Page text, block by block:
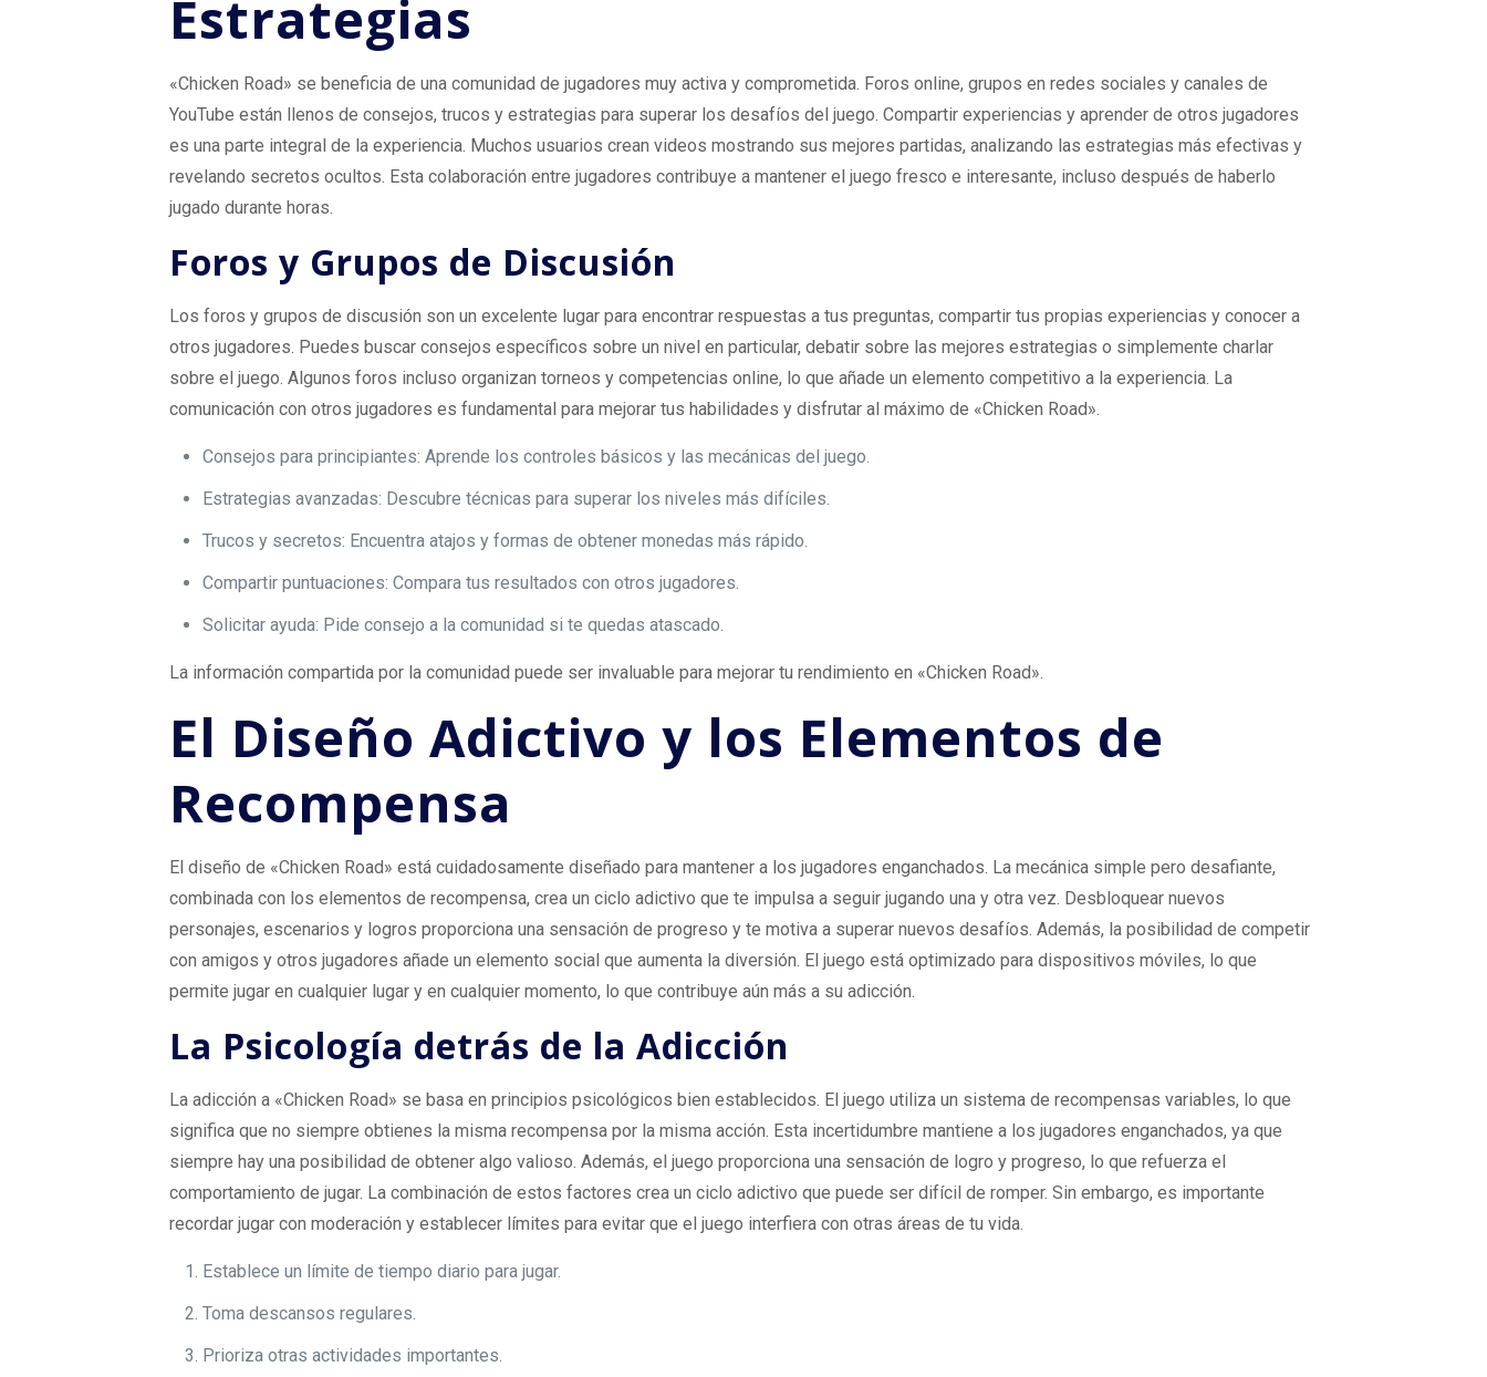
Estrategias
«Chicken Road» se beneficia de una comunidad de jugadores muy activa y comprometida. Foros online, grupos en redes sociales y canales de
YouTube están llenos de consejos, trucos y estrategias para superar los desafíos del juego. Compartir experiencias y aprender de otros jugadores
es una parte integral de la experiencia. Muchos usuarios crean videos mostrando sus mejores partidas, analizando las estrategias más efectivas y
revelando secretos ocultos. Esta colaboración entre jugadores contribuye a mantener el juego fresco e interesante, incluso después de haberlo
jugado durante horas.
Foros y Grupos de Discusión
Los foros y grupos de discusión son un excelente lugar para encontrar respuestas a tus preguntas, compartir tus propias experiencias y conocer a
otros jugadores. Puedes buscar consejos específicos sobre un nivel en particular, debatir sobre las mejores estrategias o simplemente charlar
sobre el juego. Algunos foros incluso organizan torneos y competencias online, lo que añade un elemento competitivo a la experiencia. La
comunicación con otros jugadores es fundamental para mejorar tus habilidades y disfrutar al máximo de «Chicken Road».
Consejos para principiantes: Aprende los controles básicos y las mecánicas del juego.
Estrategias avanzadas: Descubre técnicas para superar los niveles más difíciles.
Trucos y secretos: Encuentra atajos y formas de obtener monedas más rápido.
Compartir puntuaciones: Compara tus resultados con otros jugadores.
Solicitar ayuda: Pide consejo a la comunidad si te quedas atascado.
La información compartida por la comunidad puede ser invaluable para mejorar tu rendimiento en «Chicken Road».
El Diseño Adictivo y los Elementos de
Recompensa
El diseño de «Chicken Road» está cuidadosamente diseñado para mantener a los jugadores enganchados. La mecánica simple pero desafiante,
combinada con los elementos de recompensa, crea un ciclo adictivo que te impulsa a seguir jugando una y otra vez. Desbloquear nuevos
personajes, escenarios y logros proporciona una sensación de progreso y te motiva a superar nuevos desafíos. Además, la posibilidad de competir
con amigos y otros jugadores añade un elemento social que aumenta la diversión. El juego está optimizado para dispositivos móviles, lo que
permite jugar en cualquier lugar y en cualquier momento, lo que contribuye aún más a su adicción.
La Psicología detrás de la Adicción
La adicción a «Chicken Road» se basa en principios psicológicos bien establecidos. El juego utiliza un sistema de recompensas variables, lo que
significa que no siempre obtienes la misma recompensa por la misma acción. Esta incertidumbre mantiene a los jugadores enganchados, ya que
siempre hay una posibilidad de obtener algo valioso. Además, el juego proporciona una sensación de logro y progreso, lo que refuerza el
comportamiento de jugar. La combinación de estos factores crea un ciclo adictivo que puede ser difícil de romper. Sin embargo, es importante
recordar jugar con moderación y establecer límites para evitar que el juego interfiera con otras áreas de tu vida.
Establece un límite de tiempo diario para jugar.
Toma descansos regulares.
Prioriza otras actividades importantes.